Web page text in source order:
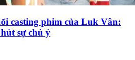
casting phim của Luk Vân:
sự chú ý